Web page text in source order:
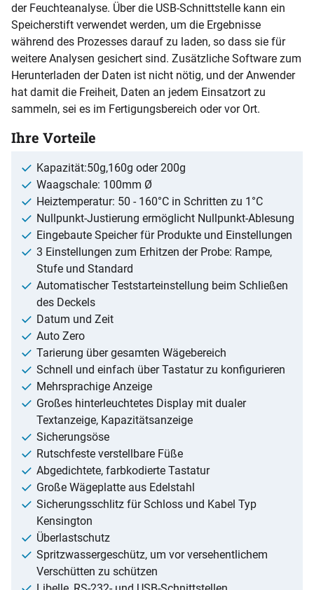
der Feuchteanalyse. Über die USB-Schnittstelle kann ein
Speicherstift verwendet werden, um die Ergebnisse
während des Prozesses darauf zu laden, so dass sie für
weitere Analysen gesichert sind. Zusätzliche Software zum
Herunterladen der Daten ist nicht nötig, und der Anwender
hat damit die Freiheit, Daten an jedem Einsatzort zu
sammeln, sei es im Fertigungsbereich oder vor Ort.
Ihre Vorteile
Kapazität:50g,160g oder 200g
Waagschale: 100mm Ø
Heiztemperatur: 50 - 160°C in Schritten zu 1°C
Nullpunkt-Justierung ermöglicht Nullpunkt-Ablesung
Eingebaute Speicher für Produkte und Einstellungen
3 Einstellungen zum Erhitzen der Probe: Rampe,
Stufe und Standard
Automatischer Teststarteinstellung beim Schließen
des Deckels
Datum und Zeit
Auto Zero
Tarierung über gesamten Wägebereich
Schnell und einfach über Tastatur zu konfigurieren
Mehrsprachige Anzeige
Großes hinterleuchtetes Display mit dualer
Textanzeige, Kapazitätsanzeige
Sicherungsöse
Rutschfeste verstellbare Füße
Abgedichtete, farbkodierte Tastatur
Große Wägeplatte aus Edelstahl
Sicherungsschlitz für Schloss und Kabel Typ
Kensington
Überlastschutz
Spritzwassergeschütz, um vor versehentlichem
Verschütten zu schützen